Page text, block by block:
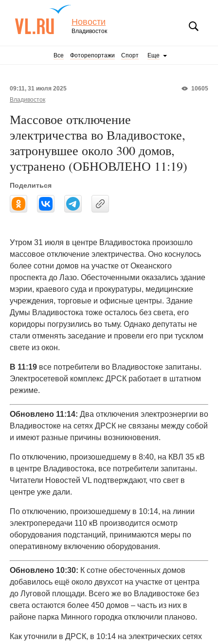
Новости
Владивосток
Все Фоторепортажи Спорт Еще
10605
09:11, 31 июля 2025
Владивосток
Массовое отключение
электричества во Владивостоке,
затронувшее около 300 домов,
устранено (ОБНОВЛЕНО 11:19)
Поделиться
Утром 31 июля в центре Владивостока произошло
массовое отключение электричества. Оно коснулось
более сотни домов на участке от Океанского
проспекта до Лазо. Обесточенными оказались здание
мэрии, краевого суда и прокуратуры, медицинские
учреждения, торговые и офисные центры. Здание
Думы Владивостока тоже осталось без света, его
коридоры погрузились во тьму. Однако депутаты не
стали отменять заседание и провели его при тусклом
свете из окон.
В 11:19 все потребители во Владивостоке запитаны.
Электросетевой комплекс ДРСК работает в штатном
режиме.
Обновлено 11:14: Два отключения электроэнергии во
Владивостоке на сетях ДРСК не связаны между собой
и имеют разные причины возникновения.
По отключению, произошедшему в 8:40, на КВЛ 35 кВ
в центре Владивостока, все потребители запитаны.
Читатели Новостей VL подтверждают, что свет в
центре уже дали.
По отключению, произошедшему в 10:14, на линии
электропередачи 110 кВ производится осмотр
оборудования подстанций, принимаются меры по
оперативному включению оборудования.
Обновлено 10:30: К сотне обесточенных домов
добавилось ещё около двухсот на участке от центра
до Луговой площади. Всего же во Владивостоке без
света остаются более 450 домов – часть из них в
районе парка Минного городка отключили планово.
Как уточнили в ДРСК, в 10:14 на электрических сетях